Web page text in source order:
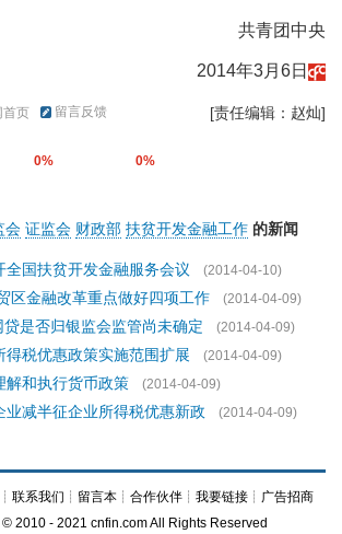
共青团中央
2014年3月6日
首页 留言反馈 [责任编辑：赵灿]
0% 0%
会 证监会 财政部 扶贫开发金融工作 的新闻
全国扶贫开发金融服务会议
(2014-04-10)
区金融改革重点做好四项工作
(2014-04-09)
贷是否归银监会监管尚未确定
(2014-04-09)
得税优惠政策实施范围扩展
(2014-04-09)
解和执行货币政策
(2014-04-09)
业减半征企业所得税优惠新政 (2014-04-09)
┊ 联系我们 ┊ 留言本 ┊ 合作伙伴 ┊ 我要链接 ┊ 广告招商
2010 - 2021 cnfin.com All Rights Reserved